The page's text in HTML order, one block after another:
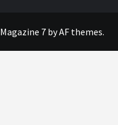
Magazine 7by AF themes.